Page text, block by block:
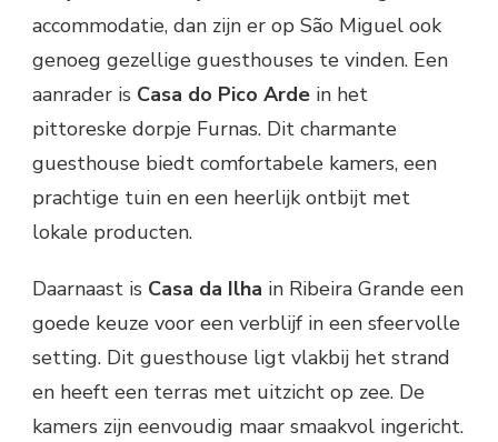
accommodatie, dan zijn er op São Miguel ook
genoeg gezellige guesthouses te vinden. Een
aanrader is Casa do Pico Arde in het
pittoreske dorpje Furnas. Dit charmante
guesthouse biedt comfortabele kamers, een
prachtige tuin en een heerlijk ontbijt met
lokale producten.
Daarnaast is Casa da Ilha in Ribeira Grande een
goede keuze voor een verblijf in een sfeervolle
setting. Dit guesthouse ligt vlakbij het strand
en heeft een terras met uitzicht op zee. De
kamers zijn eenvoudig maar smaakvol ingericht.